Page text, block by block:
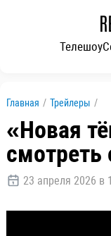
Телешоу
Главная / Трейлеры /
«Новая
смотреть
23 апреля 2026 в